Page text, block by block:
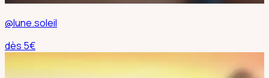
@lune.soleil
dès 5€